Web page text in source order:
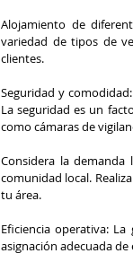
Alojamiento de
variedad de tipos de
clientes.
Seguridad y
La seguridad es un
como cámaras de
Considera la demanda
comunidad local.
tu área.
Eficiencia operativa:
asignación adecuada